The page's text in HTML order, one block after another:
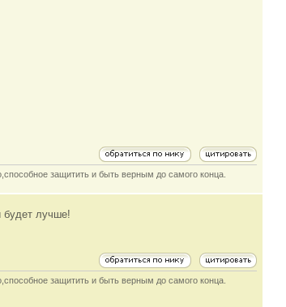
защитить и быть верным до самого конца.
будет лучше!
защитить и быть верным до самого конца.